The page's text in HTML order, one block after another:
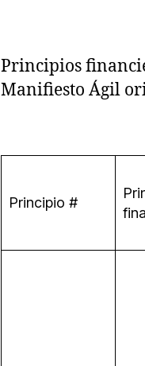
Principios
Manifiesto Ágil
Principio #